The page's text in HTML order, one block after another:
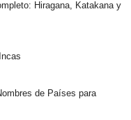
Hiragana, Katakana y
de Países para